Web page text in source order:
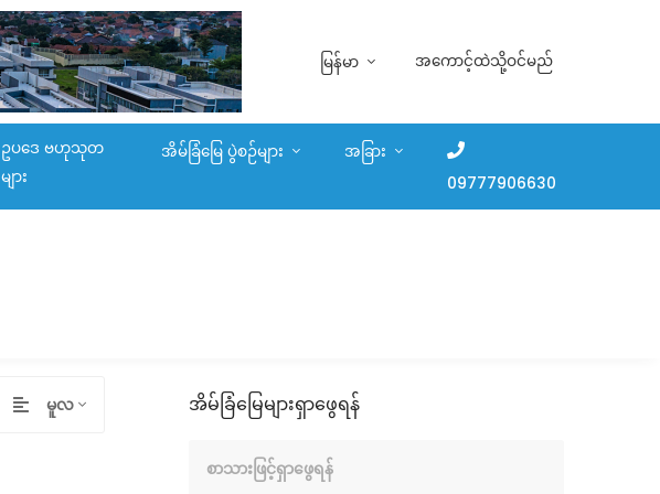
မြန်မာ အကောင့်ထဲသို့ဝင်မည်
ဥပဒေ ဗဟုသုတ
များ
အိမ်ခြံမြေ ပွဲစဉ်များ
အခြား
09777906630
မူလ
အိမ်ခြံမြေများရှာဖွေရန်
စာသားဖြင့်ရှာဖွေရန်